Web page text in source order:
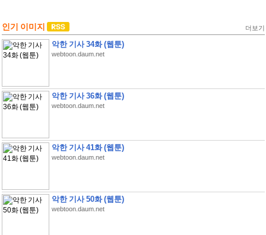
인기 이미지 더보기
악한 기사 34화 (웹툰)
webtoon.daum.net
악한 기사 36화 (웹툰)
webtoon.daum.net
악한 기사 41화 (웹툰)
webtoon.daum.net
악한 기사 50화 (웹툰)
webtoon.daum.net